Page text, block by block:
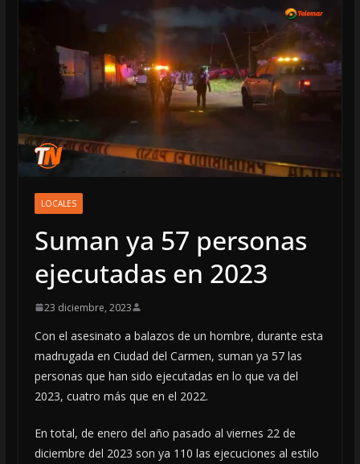
LOCALES
Suman ya 57 personas
ejecutadas en 2023
23 diciembre, 2023
Con el asesinato a balazos de un hombre, durante esta
madrugada en Ciudad del Carmen, suman ya 57 las
personas que han sido ejecutadas en lo que va del
2023, cuatro más que en el 2022.
En total, de enero del año pasado al viernes 22 de
diciembre del 2023 son ya 110 las ejecuciones al estilo